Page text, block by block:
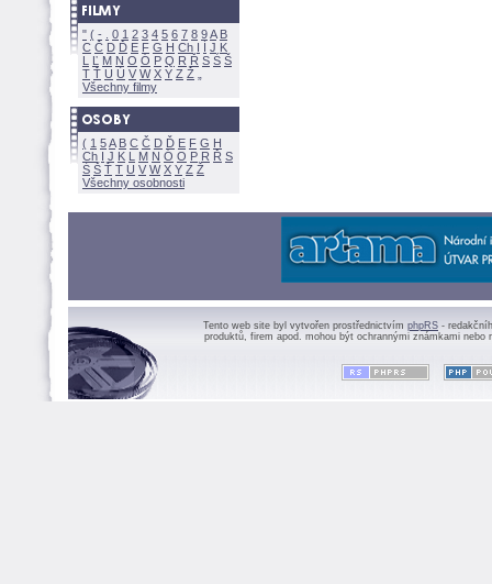
" ( - 0 1 2 3 4 5 6 7 8 9A B
C Č D Ď E F G H Ch I Í J K
L
Ľ M N O Ó P Q R Ř S Ś
T Ť U Ú V W X Y Z
Všechny filmy
( 1 5A B C Č D Ď E F G H
Ch I J K L M N Ó O P R Ř S
Ś
Ť T U V W X Y Z
Všechny osobnosti
Tento web site byl vytvořen prostřednictvím phpRS -
produktů, firem apod. mohou být ochrannými známkami